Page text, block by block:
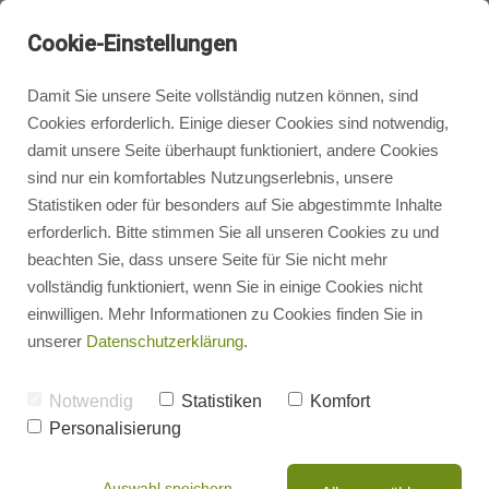
Badgestaltung
Heizungsbau
Heizungsrechner
Photovoltaik
Badsanierung: Die Chance,
das Bad neu zu gestalten
Was im Vorfeld einer
Badsanierung wichtig ist und wie
das Wunschbad der Deutschen
aussieht, verraten wir Ihnen hier.
gesprungene Keramik oder mangelhafte
Sanitärinstallationen: Irgendwann kommt für
jeden Hausbesitzer der Moment, in dem eine
Badsanierung nötig und wünschenswert ist. Dies
Cookie-Einstellungen
Damit Sie unsere Seite vollständig nutzen können, sind
Cookies erforderlich. Einige dieser Cookies sind notwendig,
damit unsere Seite überhaupt funktioniert, andere Cookies
sind nur ein komfortables Nutzungserlebnis, unsere
Statistiken oder für besonders auf Sie abgestimmte Inhalte
erforderlich. Bitte stimmen Sie all unseren Cookies zu und
beachten Sie, dass unsere Seite für Sie nicht mehr
vollständig funktioniert, wenn Sie in einige Cookies nicht
einwilligen. Mehr Informationen zu Cookies finden Sie in
unserer Datenschutzerklärung.
Notwendig Statistiken
Komfort
Personalisierung